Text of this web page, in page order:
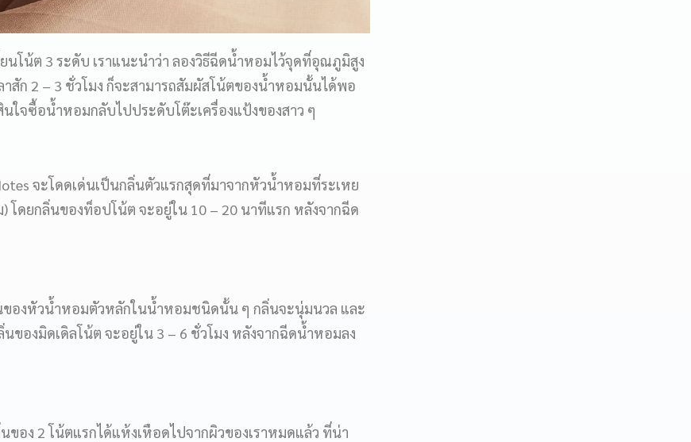
โน้ต 3 ระดับ เราแนะนำว่า ลองวิธีฉีดน้ำหอมไว้จุดที่อุณภูมิสูง
สัก 2 – 3 ชั่วโมง ก็จะสามารถสัมผัสโน้ตของน้ำหอมนั้นได้พอ
ใจซื้อน้ำหอมกลับไปประดับโต๊ะเครื่องแป้งของสาว ๆ
จะโดดเด่นเป็นกลิ่นตัวแรกสุดที่มาจากหัวน้ำหอมที่ระเหย
โดยกลิ่นของท็อปโน้ต จะอยู่ใน 10 – 20 นาทีแรก หลังจากฉีด
ของหัวน้ำหอมตัวหลักในน้ำหอมชนิดนั้น ๆ กลิ่นจะนุ่มนวล และ
ของมิดเดิลโน้ต จะอยู่ใน 3 – 6 ชั่วโมง หลังจากฉีดน้ำหอมลง
อง 2 โน้ตแรกได้แห้งเหือดไปจากผิวของเราหมดแล้ว ที่น่า